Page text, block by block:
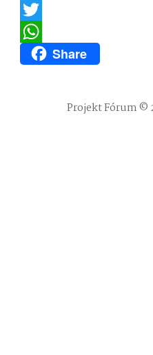
Email
Twitter
WhatsAppShare
Projekt Fórum ©